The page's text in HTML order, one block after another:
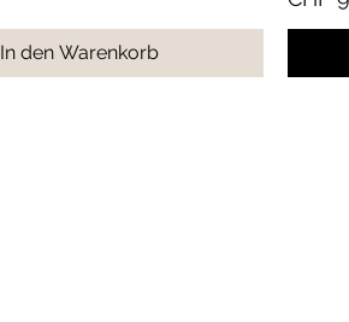
In den Warenkorb